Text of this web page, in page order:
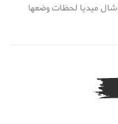
ميديا لحظات وضعها